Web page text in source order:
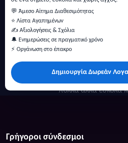
💬 Άμεσο Αίτημα Διαθεσιμότητας
⭐ Λίστα Αγαπημένων
✍️ Αξιολογήσεις & Σχόλια
🔔 Ενημερώσεις σε πραγματικό χρόνο
⚡ Οργάνωση στο έπακρο
Δημιουργία Δωρεάν
πολλά άλλα ευκολα
Γρήγοροι σύνδεσμοι